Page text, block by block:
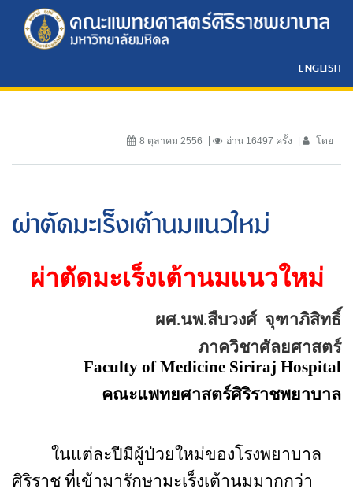
ENGLISH
8 ตุลาคม 2556 อ่าน 16497 ครั้ง โดย
ผ่าตัดมะเร็งเต้านมแนวใหม่
ผ่าตัดมะเร็งเต้านมแนวใหม่
ผศ.นพ.สืบวงศ์ จุฑาภิสิทธิ์
ภาควิชาศัลยศาสตร์
Faculty of Medicine Siriraj Hospital
คณะแพทยศาสตร์ศิริราชพยาบาล
ในแต่ละปีมีผู้ป่วยใหม่ของโรงพยาบาล
ศิริราช ที่เข้ามารักษามะเร็งเต้านมมากกว่า